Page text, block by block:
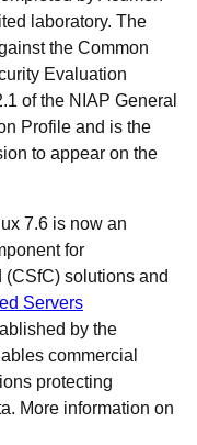
laboratory. The
the Common
Evaluation
of the NIAP General
Profile and is the
to appear on the
7.6 is now an
for
solutions and
Servers
by the
commercial
protecting
More information on